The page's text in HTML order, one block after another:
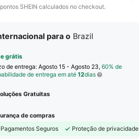
pontos SHEIN calculados no checkout.
para o Brazil
grátis
de entrega: Agosto 15 - Agosto 23, 60% de
de entrega em até 12dias
Gratuitas
de compras
Pagamentos Seguros
Proteção de privacidade